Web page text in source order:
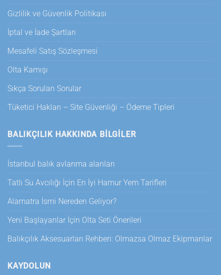
Gizlilik ve Güvenlik Politikası
İptal ve İade Şartları
Mesafeli Satış Sözleşmesi
Olta Kamışı
Sıkça Sorulan Sorular
Tüketici Hakları – Site Güvenliği – Ödeme Tipleri
BALIKÇILIK HAKKINDA BILGILER
İstanbul balık avlanma alanları
Tatlı Su Avcılığı İçin En İyi Hamur Yem Tarifleri
Alamatra İsmi Nereden Geliyor?
Yeni Başlayanlar İçin Olta Seti Önerileri
Balıkçılık Aksesuarları Rehberi: Olmazsa Olmaz Ekipmanlar
KAYDOLUN